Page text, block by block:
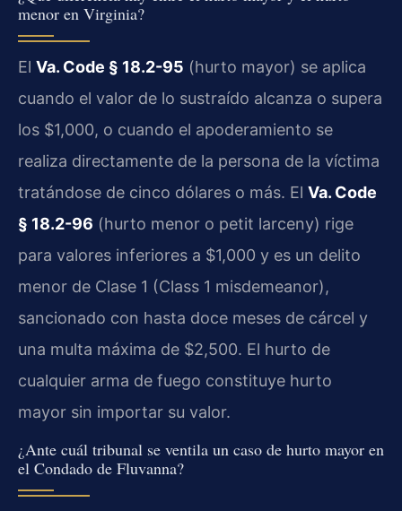
menor en Virginia?
El Va. Code § 18.2-95 (hurto mayor) se aplica
cuando el valor de lo sustraído alcanza o supera
los $1,000, o cuando el apoderamiento se
realiza directamente de la persona de la víctima
tratándose de cinco dólares o más. El Va. Code
§ 18.2-96 (hurto menor o petit larceny) rige
para valores inferiores a $1,000 y es un delito
menor de Clase 1 (Class 1 misdemeanor),
sancionado con hasta doce meses de cárcel y
una multa máxima de $2,500. El hurto de
cualquier arma de fuego constituye hurto
mayor sin importar su valor.
¿Ante cuál tribunal se ventila un caso de hurto mayor en
el Condado de Fluvanna?